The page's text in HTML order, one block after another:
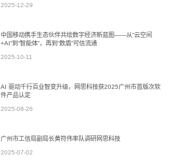
2025-12-29
中国移动携手生态伙伴共绘数字经济新蓝图——从“云空间
+AI”到“智能体”，再到“数盾”可信流通
2025-10-11
AI 驱动千行百业智变升级，网思科技获2025广州市首版次软
件产品认定
2025-08-26
广州市工信局副局长黄符伟率队调研网思科技
2025-07-02